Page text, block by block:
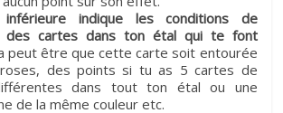
indique les conditions de
des cartes dans ton étal qui te font
peut être que cette carte soit entourée
des points si tu as 5 cartes de
dans tout ton étal ou une
de la même couleur etc.